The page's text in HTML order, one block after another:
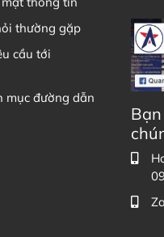
Úc Life Space cho
ánh nắng trực tiếp.
năng Úc, không phải
Kết quả của sản phẩm
thường gặp
cầu tới
mục đường dẫn